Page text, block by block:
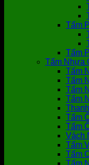
Tấm
Tấm
Tấm Nhựa
Tấm
Tấm
Tấm
Tấm
Tấm
Tấm
Vách
Tấm
Tấm
Tấm